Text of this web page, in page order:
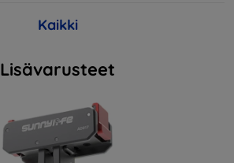
Kaikki
Lisävarusteet